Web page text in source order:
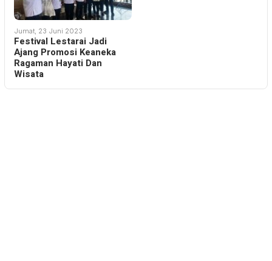
Jumat, 23 Juni 2023
Festival Lestarai Jadi
Ajang Promosi Keaneka
Ragaman Hayati Dan
Wisata